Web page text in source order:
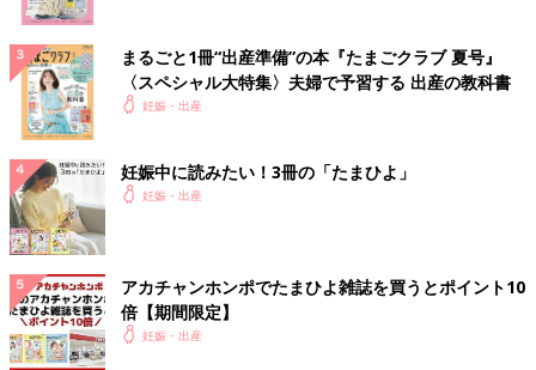
まるごと1冊“出産準備”の本『たまごクラブ 夏号』
〈スペシャル大特集〉夫婦で予習する 出産の教科書
妊娠・出産
妊娠中に読みたい！3冊の「たまひよ」
妊娠・出産
アカチャンホンポでたまひよ雑誌を買うとポイント10
倍【期間限定】
妊娠・出産